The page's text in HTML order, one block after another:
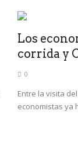
Los
corrida y
0
Entre la visita
economistas ya